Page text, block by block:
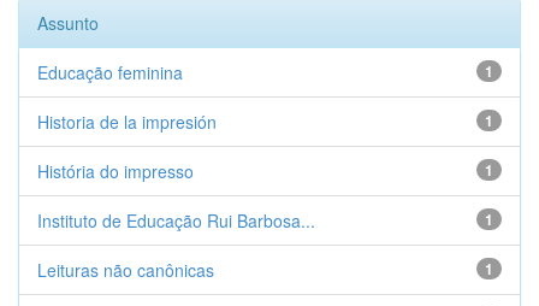
Assunto
1
Educação feminina
1
Historia de la impresión
1
História do impresso
1
Instituto de Educação Rui Barbosa...
1
Leituras não canônicas